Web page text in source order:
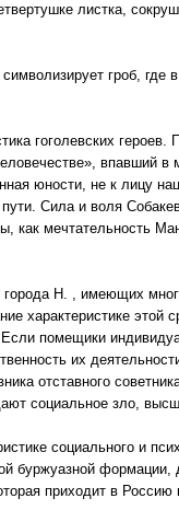
листка,
гроб,
гоголевских
впавший в
юности, не к лицу
Сила и воля
как мечтательность
города Н. , имеющих
характеристике
помещики
их
отставного
социальное зло,
социального и
буржуазной
приходит в